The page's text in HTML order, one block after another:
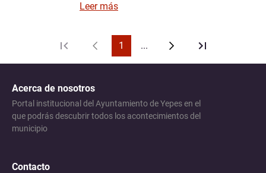
Leer más
1 ...
Acerca de nosotros
Portal institucional del Ayuntamiento de Yepes en el
que podrás descubrir todos los acontecimientos del
municipio
Contacto